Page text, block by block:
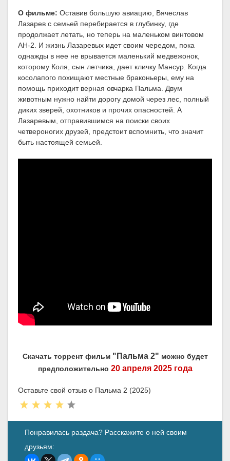
О фильме: Оставив большую авиацию, Вячеслав
Лазарев с семьей перебирается в глубинку, где
продолжает летать, но теперь на маленьком винтовом
АН-2. И жизнь Лазаревых идет своим чередом, пока
однажды в нее не врывается маленький медвежонок,
которому Коля, сын летчика, дает кличку Мансур. Когда
косолапого похищают местные браконьеры, ему на
помощь приходит верная овчарка Пальма. Двум
животным нужно найти дорогу домой через лес, полный
диких зверей, охотников и прочих опасностей. А
Лазаревым, отправившимся на поиски своих
четвероногих друзей, предстоит вспомнить, что значит
быть настоящей семьей.
Скачать торрент фильм "Пальма 2" можно будет
предположительно 20 апреля 2025 года
Оставьте свой отзыв о Пальма 2 (2025)
Понравилась раздача? Расскажите о ней своим
друзьям: